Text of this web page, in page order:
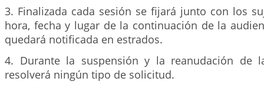
3. Finalizada cada sesión se fijará junto con los
hora, fecha y lugar de la continuación de la
quedará notificada en estrados.
4. Durante la suspensión y la reanudación de
resolverá ningún tipo de solicitud.